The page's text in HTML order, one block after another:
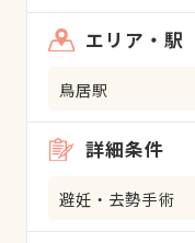
エリア・駅
鳥居駅
詳細条件
避妊・去勢手術